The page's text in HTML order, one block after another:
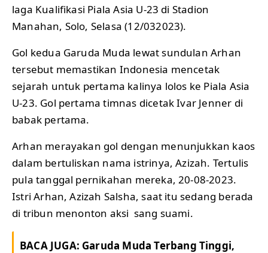
laga Kualifikasi Piala Asia U-23 di Stadion
Manahan, Solo, Selasa (12/032023).
Gol kedua Garuda Muda lewat sundulan Arhan
tersebut memastikan Indonesia mencetak
sejarah untuk pertama kalinya lolos ke Piala Asia
U-23. Gol pertama timnas dicetak Ivar Jenner di
babak pertama.
Arhan merayakan gol dengan menunjukkan kaos
dalam bertuliskan nama istrinya, Azizah. Tertulis
pula tanggal pernikahan mereka, 20-08-2023.
Istri Arhan, Azizah Salsha, saat itu sedang berada
di tribun menonton aksi sang suami.
BACA JUGA: Garuda Muda Terbang Tinggi,